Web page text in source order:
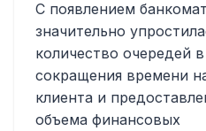
С появлением
значительно
количество очередей
сокращения времени
клиента и
объема финансовых